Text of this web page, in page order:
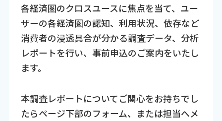
各経済圏のクロスユースに焦点を当て、ユー
ザーの各経済圏の認知、利用状況、依存など
消費者の浸透具合が分かる調査データ、分析
レポートを行い、事前申込のご案内をいたし
ます。
本調査レポートについてご関心をお持ちでし
たらページ下部のフォーム、または担当へメ